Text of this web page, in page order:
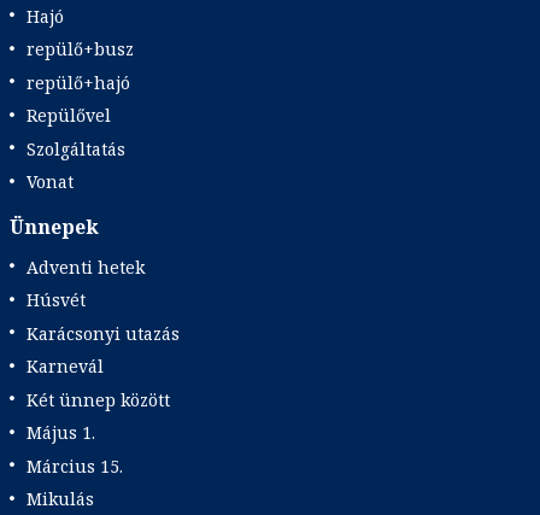
Hajó
repülő+busz
repülő+hajó
Repülővel
Szolgáltatás
Vonat
Ünnepek
Adventi hetek
Húsvét
Karácsonyi utazás
Karnevál
Két ünnep között
Május 1.
Március 15.
Mikulás